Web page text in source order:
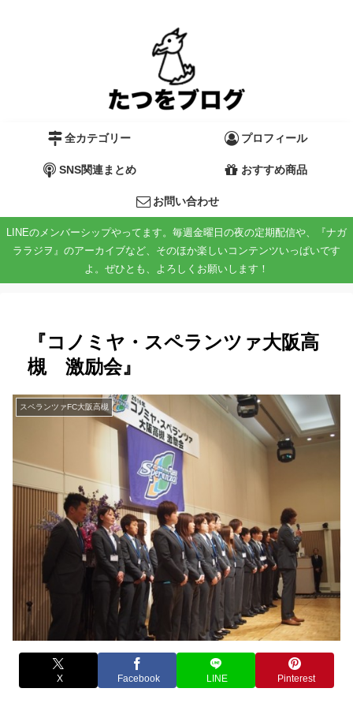
全カテゴリー プロフィール
SNS関連まとめ おすすめ商品
お問い合わせ
LINEのメンバーシップやってます。毎週金曜日の夜の定期配信や、『ナガ
ララジヲ』のアーカイブなど、そのほか楽しいコンテンツいっぱいです
よ。ぜひとも、よろしくお願いします！
『コノミヤ・スペランツァ大阪高
槻 激励会』
スペランツァFC大阪高槻
X Facebook LINE Pinterest